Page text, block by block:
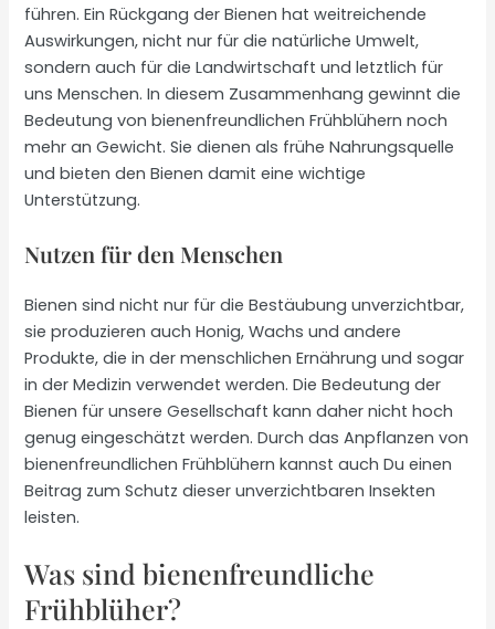
führen. Ein Rückgang der Bienen hat weitreichende
Auswirkungen, nicht nur für die natürliche Umwelt,
sondern auch für die Landwirtschaft und letztlich für
uns Menschen. In diesem Zusammenhang gewinnt die
Bedeutung von bienenfreundlichen Frühblühern noch
mehr an Gewicht. Sie dienen als frühe Nahrungsquelle
und bieten den Bienen damit eine wichtige
Unterstützung.
Nutzen für den Menschen
Bienen sind nicht nur für die Bestäubung unverzichtbar,
sie produzieren auch Honig, Wachs und andere
Produkte, die in der menschlichen Ernährung und sogar
in der Medizin verwendet werden. Die Bedeutung der
Bienen für unsere Gesellschaft kann daher nicht hoch
genug eingeschätzt werden. Durch das Anpflanzen von
bienenfreundlichen Frühblühern kannst auch Du einen
Beitrag zum Schutz dieser unverzichtbaren Insekten
leisten.
Was sind bienenfreundliche
Frühblüher?